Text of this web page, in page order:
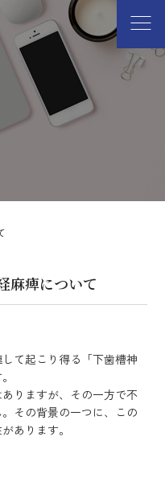
麻痺について
て起こり得る「下歯槽神
りますが、その一方で不
その背景の一つに、この
あります。